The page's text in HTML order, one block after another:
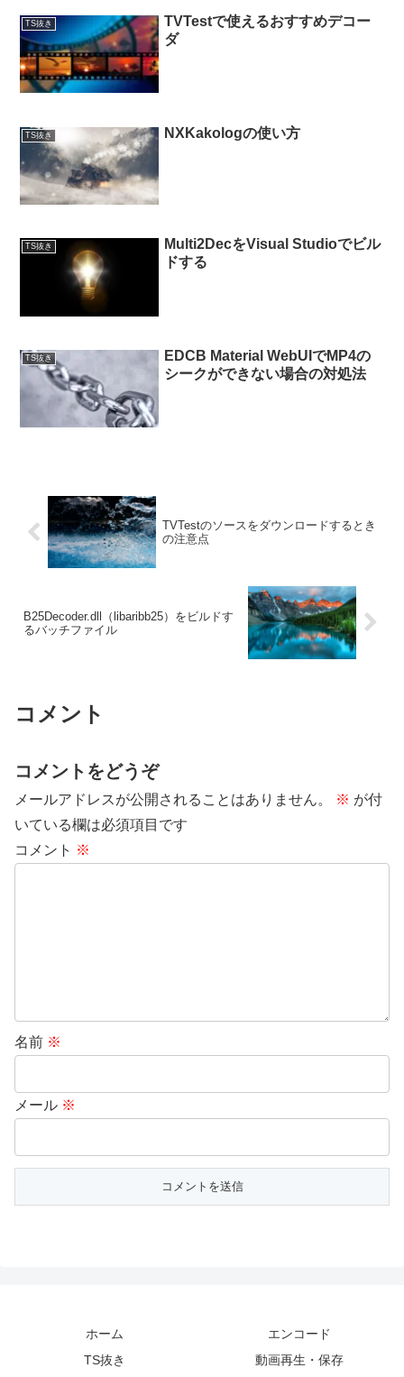
TS抜き
TVTestで使えるおすすめデコー
ダ
TS抜き NXKakologの使い方
TS抜き
Multi2DecをVisual Studioでビル
ドする
TS抜き
EDCB Material WebUIでMP4の
シークができない場合の対処法
TVTestのソースをダウンロードするとき
の注意点
B25Decoder.dll（libaribb25）をビルドす
るバッチファイル
コメント
コメントをどうぞ
メールアドレスが公開されることはありません。 ※ が付
いている欄は必須項目です
コメント ※
名前 ※
メール ※
ホーム
エンコード
TS抜き
動画再生・保存